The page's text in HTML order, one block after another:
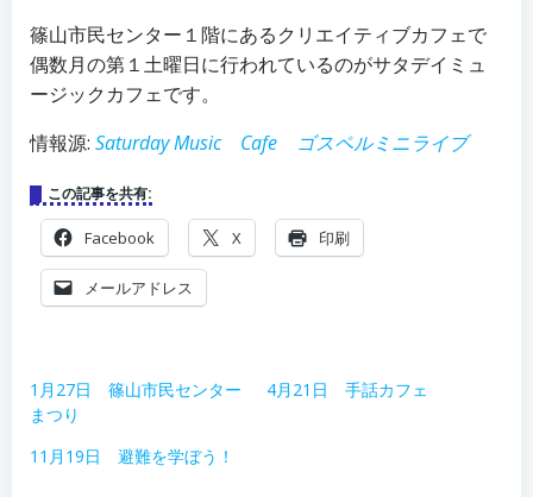
篠山市民センター１階にあるクリエイティブカフェで
偶数月の第１土曜日に行われているのがサタデイミュ
ージックカフェです。
情報源: Saturday Music Cafe ゴスペルミニライブ
この記事を共有:
Facebook X 印刷
メールアドレス
1月27日 篠山市民センター
まつり
4月21日 手話カフェ
11月19日 避難を学ぼう！